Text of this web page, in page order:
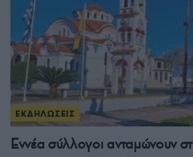
ΕΚΔΗΛΩΣΕΙΣ
Εννέα σύλλογοι ανταμώνουν